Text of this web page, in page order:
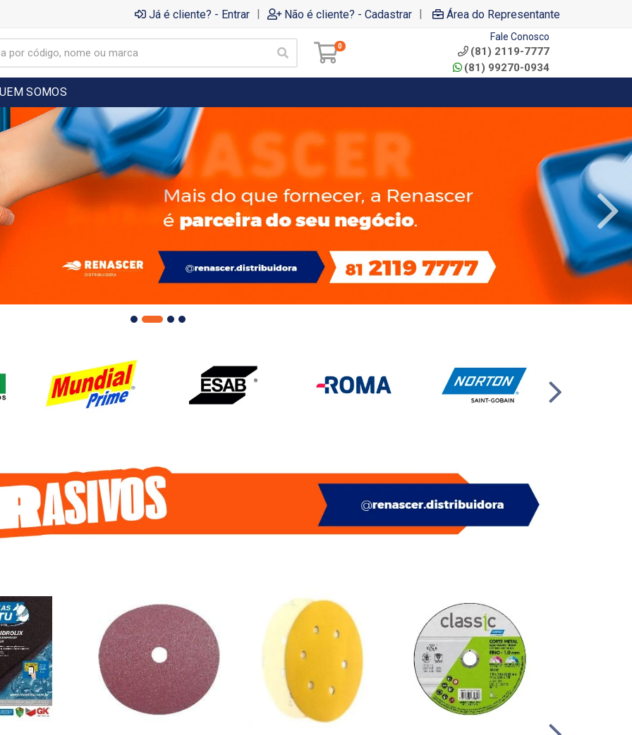
Já é cliente? - Entrar | Não é cliente? - Cadastrar | Área do Representante
0
Fale Conosco
(81) 2119-7777
(81) 99270-0934
SOMOS